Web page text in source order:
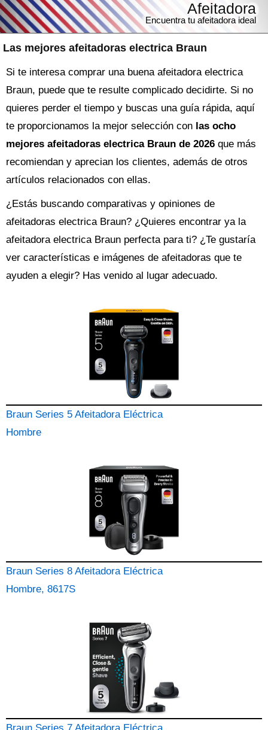
Las mejores afeitadoras electrica Braun
Afeitadora
Encuentra tu afeitadora ideal
Si te interesa comprar una buena afeitadora electrica
Braun, puede que te resulte complicado decidirte. Si no
quieres perder el tiempo y buscas una guía rápida, aquí
te proporcionamos la mejor selección con las ocho
mejores afeitadoras electrica Braun de 2026 que más
recomiendan y aprecian los clientes, además de otros
artículos relacionados con ellas.
¿Estás buscando comparativas y opiniones de
afeitadoras electrica Braun? ¿Quieres encontrar ya la
afeitadoraelectrica Braun perfecta para ti? ¿Te gustaría
ver características e imágenes de afeitadoras que te
ayuden a elegir? Has venido al lugar adecuado.
Braun Series 5 Afeitadora Eléctrica
Hombre
Braun Series 8 Afeitadora Eléctrica
Hombre, 8617S